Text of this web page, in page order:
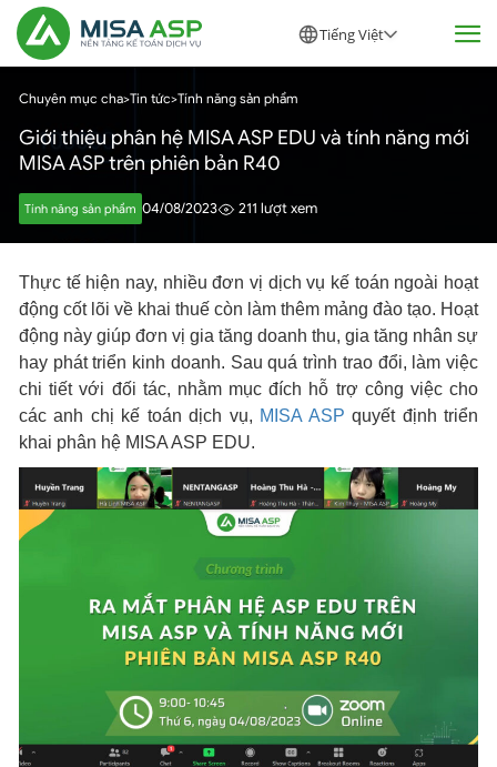
Tiếng Việt
Chuyên mục cha>Tin tức>Tính năng sản phẩm
Giới thiệu phân hệ MISA ASP EDU và tính năng mới
MISA ASP trên phiên bản R40
Tính năng sản phẩm 04/08/2023 211 lượt xem
Thực tế hiện nay, nhiều đơn vị dịch vụ kế toán ngoài hoạt
động cốt lõi về khai thuế còn làm thêm mảng đào tạo. Hoạt
động này giúp đơn vị gia tăng doanh thu, gia tăng nhân sự
hay phát triển kinh doanh. Sau quá trình trao đổi, làm việc
chi tiết với đối tác, nhằm mục đích hỗ trợ công việc cho
các anh chị kế toán dịch vụ, MISA ASP quyết định triển
khai phân hệ MISA ASP EDU.